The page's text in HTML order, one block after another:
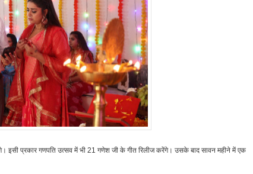
इसी प्रकार गणपति उत्सव में भी 21 गणेश जी के गीत रिलीज करेंगे। उसके बाद सावन महीने में एक